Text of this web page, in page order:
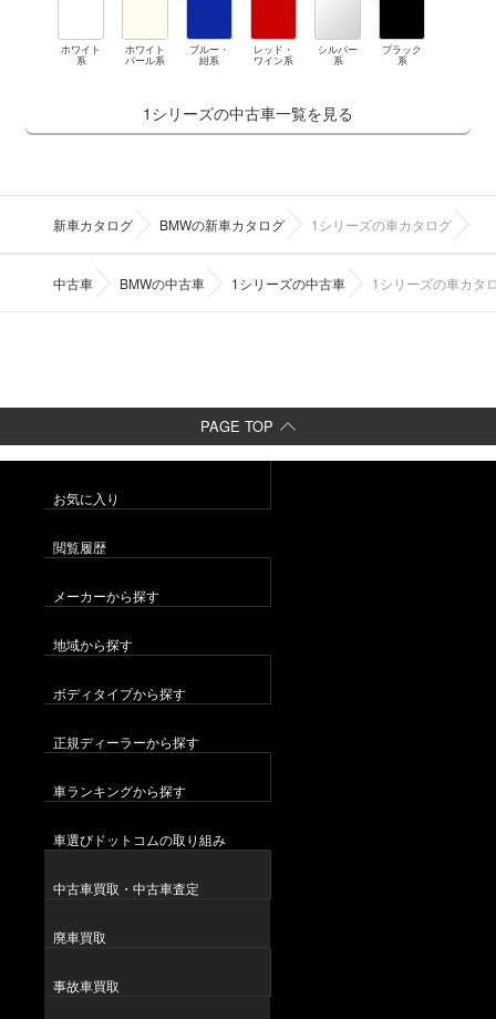
ホワイト
系
ホワイト
パール系
ブルー・
紺系
レッド・
ワイン系
シルバー
系
ブラック
系
1シリーズの中古車一覧を見る
新車カタログ BMWの新車カタログ 1シリーズの車カタログ
中古車 BMWの中古車 1シリーズの中古車 1シリーズの車カタ
PAGE TOP
お気に入り
閲覧履歴
メーカーから探す
地域から探す
ボディタイプから探す
正規ディーラーから探す
車ランキングから探す
車選びドットコムの取り組み
中古車買取・中古車査定
廃車買取
事故車買取